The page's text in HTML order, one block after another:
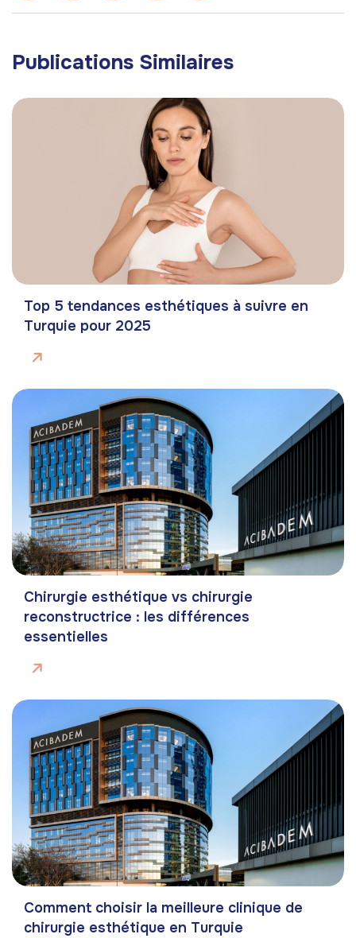
Publications Similaires
Top 5 tendances esthétiques à suivre en
Turquie pour 2025
Chirurgie esthétique vs chirurgie
reconstructrice : les différences
essentielles
Comment choisir la meilleure clinique de
chirurgie esthétique en Turquie